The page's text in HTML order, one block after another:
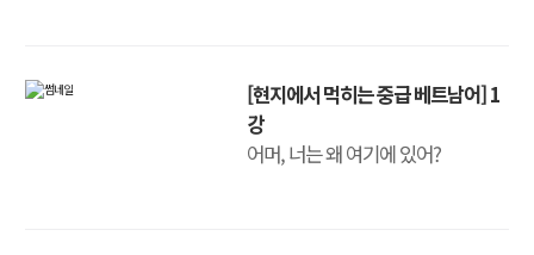
[현지에서 먹히는 중급 베트남어] 1
강
어머, 너는 왜 여기에 있어?